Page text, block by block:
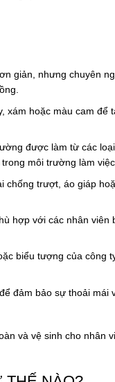
giản, nhưng chuyên
xám hoặc màu cam để
được làm từ các
môi trường làm
chống trượt, áo giáp
hợp với các nhân viên
biểu tượng của công
đảm bảo sự thoải mái
và vệ sinh cho nhân